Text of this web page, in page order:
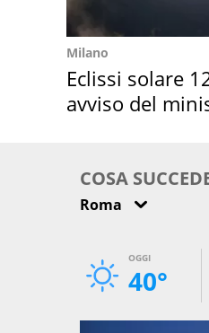
Milano
Eclissi solare
avviso del